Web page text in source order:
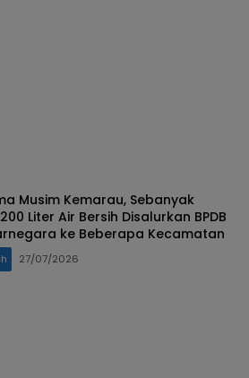
Musim Kemarau, Sebanyak
Liter Air Bersih Disalurkan BPDB
ke Beberapa Kecamatan
27/07/2026